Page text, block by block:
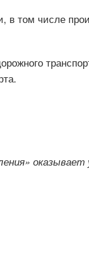
том числе
оказывает